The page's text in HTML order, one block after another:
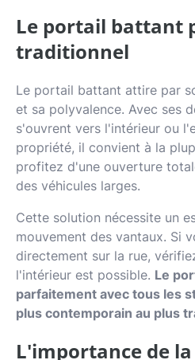
Le portail battant
traditionnel
Le portail battant attire par
et sa polyvalence. Avec ses
s'ouvrent vers l'intérieur ou
propriété, il convient à la
profitez d'une ouverture
des véhicules larges.
Cette solution nécessite un
mouvement des vantaux. Si
directement sur la rue,
l'intérieur est possible. Le
parfaitement avec tous les
plus contemporain au plus
L'importance de